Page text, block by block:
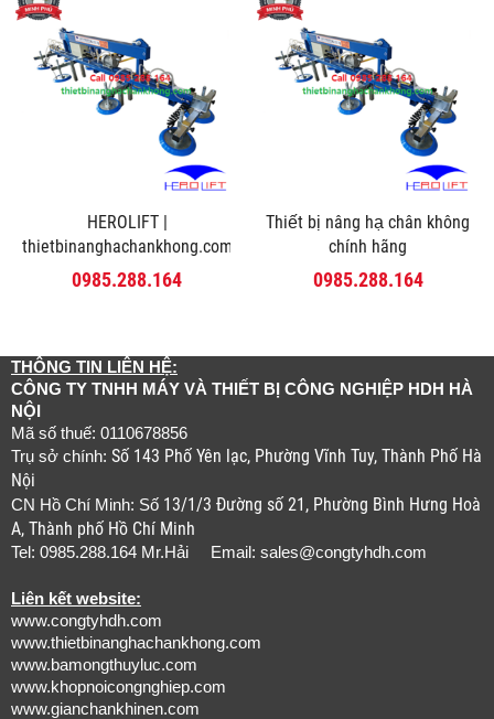
HEROLIFT |
thietbinanghachankhong.com
0985.288.164
Thiết bị nâng hạ chân không
chính hãng
0985.288.164
THÔNG TIN LIÊN HỆ:
CÔNG TY TNHH MÁY VÀ THIẾT BỊ CÔNG NGHIỆP HDH HÀ
NỘI
Mã số thuế: 0110678856
Trụ sở chính: Số 143 Phố Yên lạc, Phường Vĩnh Tuy, Thành Phố Hà
Nội
CN Hồ Chí Minh: Số 13/1/3 Đường số 21, Phường Bình Hưng Hoà
A, Thành phố Hồ Chí Minh
Tel: 0985.288.164 Mr.Hải Email: sales@congtyhdh.com
Liên kết website:
www.congtyhdh.com
www.thietbinanghachankhong.com
www.bamongthuyluc.com
www.khopnoicongnghiep.com
www.gianchankhinen.com